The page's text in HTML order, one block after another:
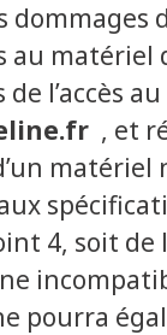
dommages
au matériel
l’accès
, et
matériel
4, soit de
pourra